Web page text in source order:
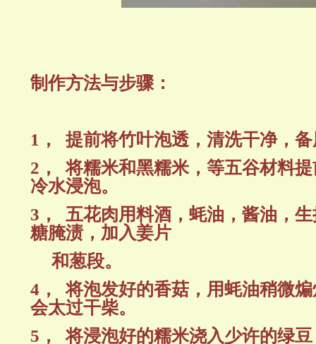
制作方法与步骤：
1，
提前将竹叶泡透，清洗干净，
2，
将糯米和黑糯米，等五谷材料
冷水浸泡。
3，
五花肉用料酒，蚝油，酱油，
糖腌渍，加入姜片
和葱段。
4，
将泡发好的香菇，用蚝油稍微
会太过干柴。
5，
将浸泡好的糯米浇入少许的绿